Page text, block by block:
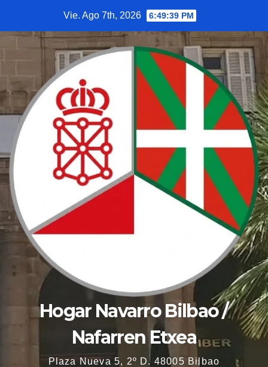
Vie. Ago 7th, 2026 6:49:41 PM
Hogar Navarro Bilbao /
Nafarren Etxea
Plaza Nueva 5, 2º D. 48005 Bilbao